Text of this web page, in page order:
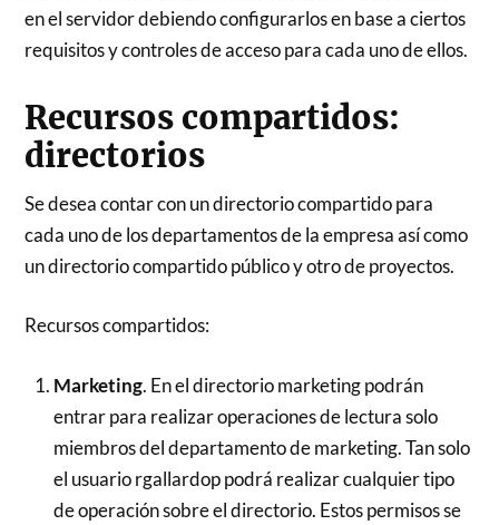
en el servidor debiendo configurarlos en base a ciertos
requisitos y controles de acceso para cada uno de ellos.
Recursos compartidos:
directorios
Se desea contar con un directorio compartido para
cada uno de los departamentos de la empresa así como
un directorio compartido público y otro de proyectos.
Recursos compartidos:
Marketing. En el directorio marketing podrán
entrar para realizar operaciones de lectura solo
miembros del departamento de marketing. Tan solo
el usuario rgallardop podrá realizar cualquier tipo
de operación sobre el directorio. Estos permisos se